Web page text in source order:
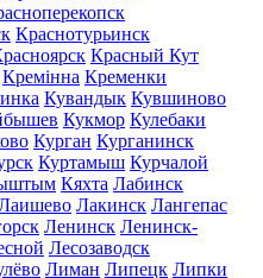
Краснотурьинск
Красный Кут
Кремінна Кременки
Кувандык Кувшиново
Кукмор Кулебаки
Курган Курганинск
Куртамыш Курчалой
Кяхта Лабинск
Лакинск Лангепас
Ленинск Ленинск-
Лесозаводск
Лиман Липецк Липки